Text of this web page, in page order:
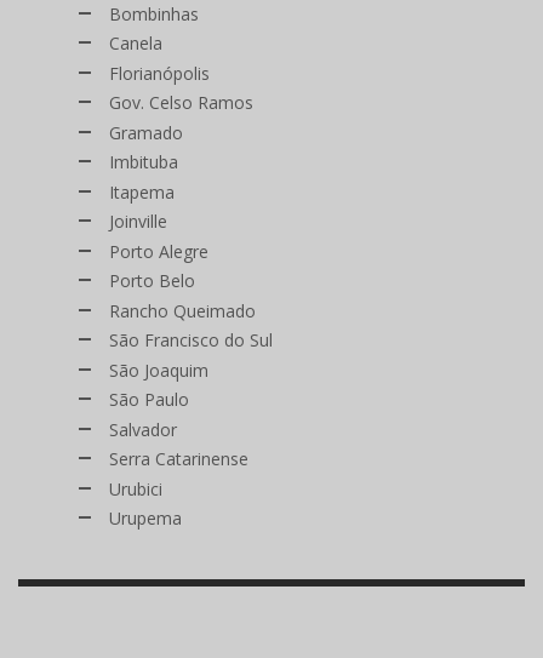
Bombinhas
Canela
Florianópolis
Gov. Celso Ramos
Gramado
Imbituba
Itapema
Joinville
Porto Alegre
Porto Belo
Rancho Queimado
São Francisco do Sul
São Joaquim
São Paulo
Salvador
Serra Catarinense
Urubici
Urupema